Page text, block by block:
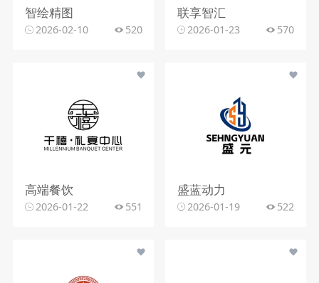
智绘精图
2026-02-10 520
联享智汇
2026-01-23 570
高端餐饮
2026-01-22 551
盛蓝动力
2026-01-19 522